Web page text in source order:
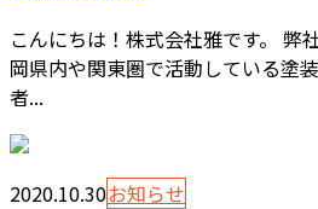
こんにちは！株式会社雅です。 弊
岡県内や関東圏で活動している塗
者...
2020.10.30お知らせ